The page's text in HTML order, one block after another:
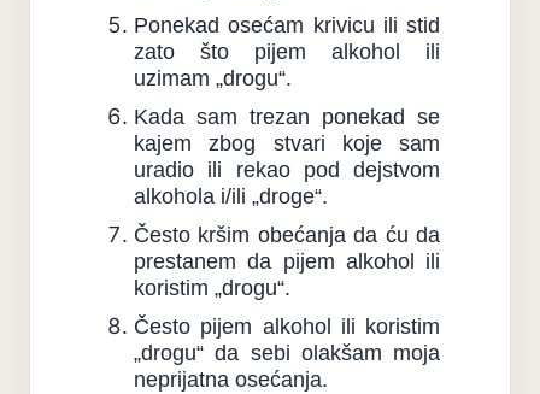
Ponekad osećam krivicu ili stid
zato što pijem alkohol ili
uzimam „drogu“.
Kada sam trezan ponekad se
kajem zbog stvari koje sam
uradio ili rekao pod dejstvom
alkohola i/ili „droge“.
Često kršim obećanja da ću da
prestanem da pijem alkohol ili
koristim „drogu“.
Često pijem alkohol ili koristim
„drogu“ da sebi olakšam moja
neprijatna osećanja.